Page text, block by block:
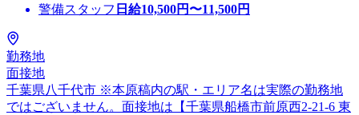
警備スタッフ 日給10,500円〜11,500円
勤務地
面接地
千葉県八千代市 ※本原稿内の駅・エリア名は実際の勤務地
ではございません。面接地は【千葉県船橋市前原西2-21-6 東